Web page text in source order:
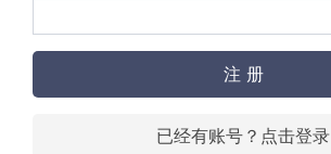
注 册
已经有账号？点击登录